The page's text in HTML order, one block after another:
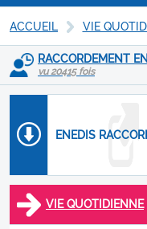
ACCUEIL VIE
RACCORDEMENT
vu 20415 fois
ENEDIS
VIE QUOTIDIENNE